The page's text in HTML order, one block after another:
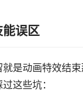
误区
是动画特效结
这些坑：